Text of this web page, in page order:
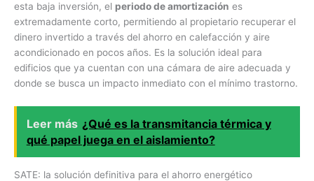
esta baja inversión, el periodo de amortización es
extremadamente corto, permitiendo al propietario recuperar el
dinero invertido a través del ahorro en calefacción y aire
acondicionado en pocos años. Es la solución ideal para
edificios que ya cuentan con una cámara de aire adecuada y
donde se busca un impacto inmediato con el mínimo trastorno.
Leer más ¿Qué es la transmitancia térmica y
qué papel juega en el aislamiento?
SATE: la solución definitiva para el ahorro energético